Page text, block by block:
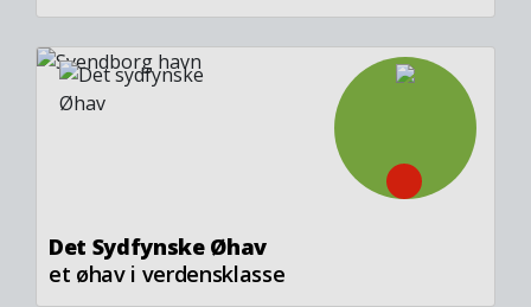
Image
Det Sydfynske Øhav
et øhav i verdensklasse